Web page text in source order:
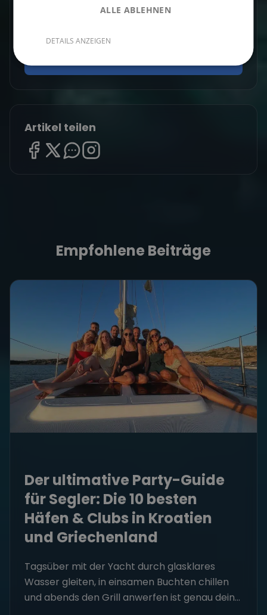
Entdecke ähnliche Törns
Artikel teilen
Empfohlene Beiträge
Der ultimative Party-Guide
für Segler: Die 10 besten
Häfen & Clubs in Kroatien
und Griechenland
Tagsüber mit der Yacht durch glasklares
Wasser gleiten, in einsamen Buchten chillen
und abends den Grill anwerfen ist genau dein...
ALLE ABLEHNEN
DETAILS ANZEIGEN